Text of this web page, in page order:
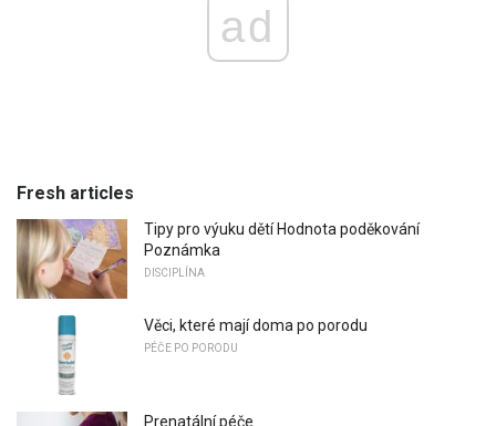
ad
Fresh articles
Tipy pro výuku dětí Hodnota poděkování
Poznámka
DISCIPLÍNA
Věci, které mají doma po porodu
PÉČE PO PORODU
Prenatální péče